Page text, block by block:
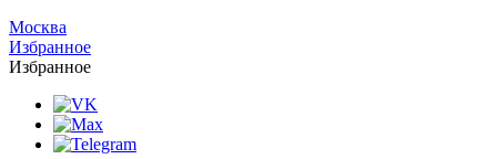
Москва
Избранное
Избранное